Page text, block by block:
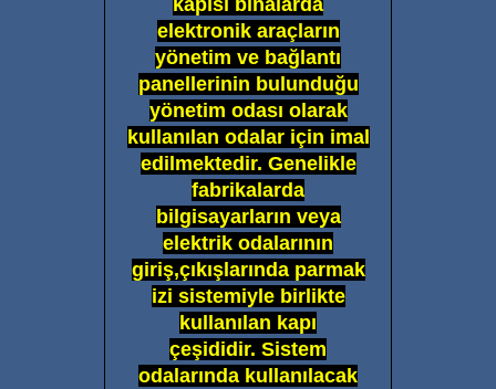
elektronik araçların
yönetim ve bağlantı
panellerinin bulunduğu
yönetim odası olarak
kullanılan odalar için imal
edilmektedir. Genelikle
fabrikalarda
bilgisayarların veya
elektrik odalarının
giriş,çıkışlarında parmak
izi sistemiyle birlikte
kullanılan kapı
çeşididir. Sistem
odalarında kullanılacak